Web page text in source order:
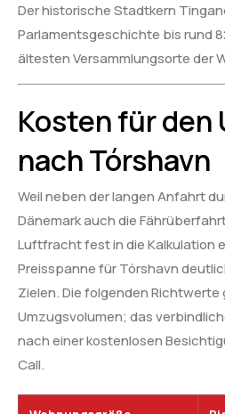
Der historische Stadtkern
Parlamentsgeschichte bis rund
ältesten Versammlungsorte der
Kosten für den
nach Tórshavn
Weil neben der langen Anfahrt
Dänemark auch die
Luftfracht fest in die Kalkulation
Preisspanne für Tórshavn
Zielen. Die folgenden Richtwerte
Umzugsvolumen; das
nach einer kostenlosen
Call.